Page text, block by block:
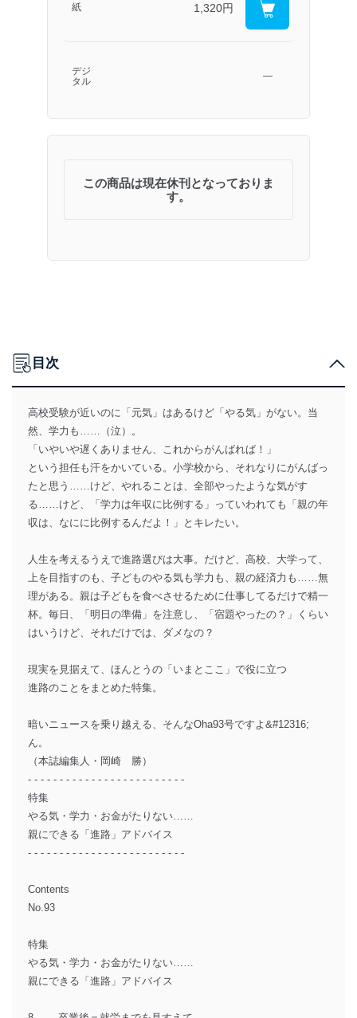
紙 1,320円
デジ
タル
―
この商品は現在休刊となっておりま
す。
目次
高校受験が近いのに「元気」はあるけど「やる気」がない。当
然、学力も……（泣）。
「いやいや遅くありません、これからがんばれば！」
という担任も汗をかいている。小学校から、それなりにがんばっ
たと思う……けど、やれることは、全部やったような気がす
る……けど、「学力は年収に比例する」っていわれても「親の年
収は、なにに比例するんだよ！」とキレたい。
人生を考えるうえで進路選びは大事。だけど、高校、大学って、
上を目指すのも、子どものやる気も学力も、親の経済力も……無
理がある。親は子どもを食べさせるために仕事してるだけで精一
杯。毎日、「明日の準備」を注意し、「宿題やったの？」くらい
はいうけど、それだけでは、ダメなの？
現実を見据えて、ほんとうの「いまとここ」で役に立つ
進路のことをまとめた特集。
暗いニュースを乗り越える、そんなOha93号ですよ&#12316;
ん。
（本誌編集人・岡崎 勝）
- - - - - - - - - - - - - - - - - - - - - - - - -
特集
やる気・学力・お金がたりない……
親にできる「進路」アドバイス
- - - - - - - - - - - - - - - - - - - - - - - - -
Contents
No.93
特集
やる気・学力・お金がたりない……
親にできる「進路」アドバイス